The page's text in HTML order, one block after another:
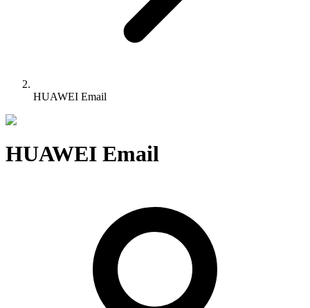
HUAWEI Email
HUAWEI Email